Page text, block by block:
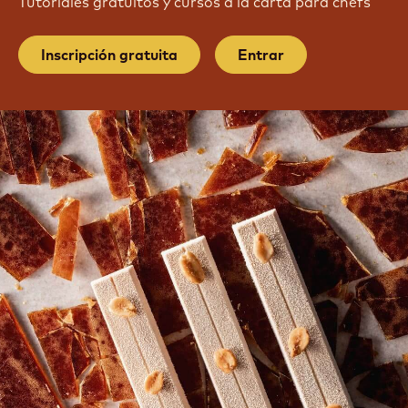
Inscripción gratuita Entrar